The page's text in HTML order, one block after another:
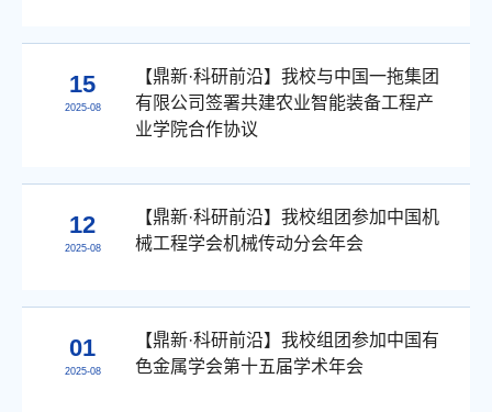
15
2025-08
【鼎新·科研前沿】我校与中国一拖集团
有限公司签署共建农业智能装备工程产
业学院合作协议
12
2025-08
【鼎新·科研前沿】我校组团参加中国机
械工程学会机械传动分会年会
01
2025-08
【鼎新·科研前沿】我校组团参加中国有
色金属学会第十五届学术年会